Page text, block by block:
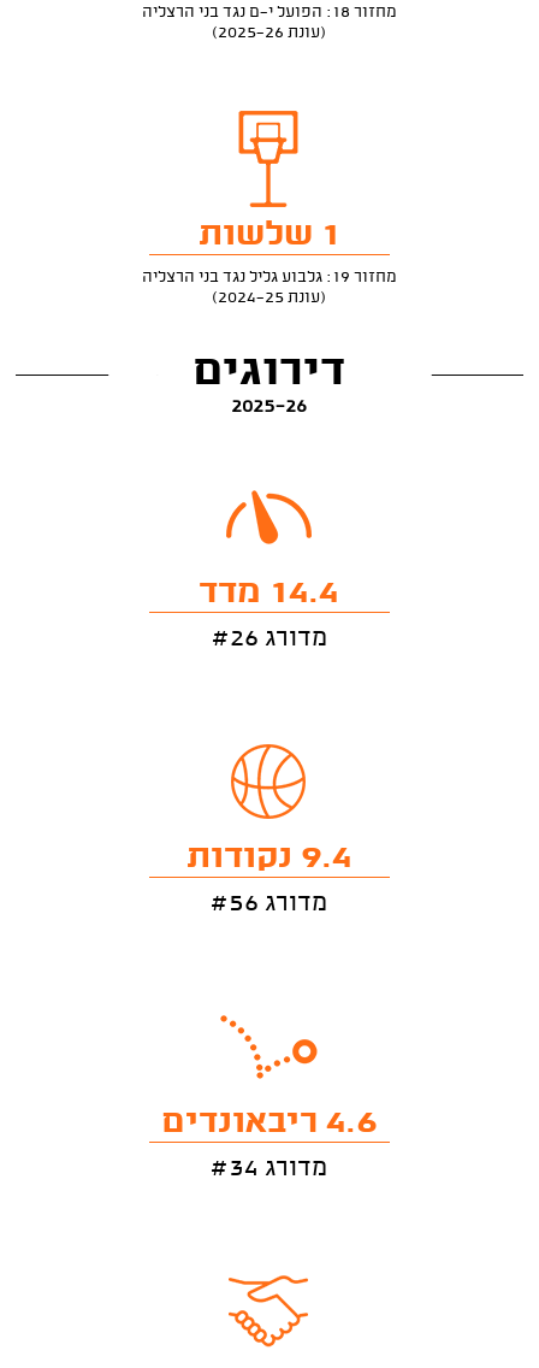
מחזור 18: הפועל י-ם נגד בני הרצליה
(עונת 2025-26)
1 שלשות
מחזור 19: גלבוע גליל נגד בני הרצליה
(עונת 2024-25)
דירוגים
2025-26
14.4 מדד
מדורג #26
9.4 נקודות
מדורג #56
4.6 ריבאונדים
מדורג #34